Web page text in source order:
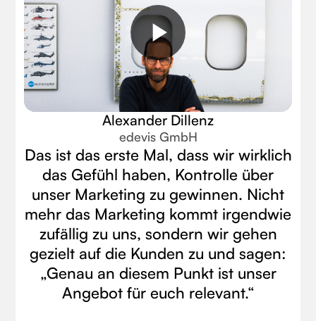
Play
Video
Das ist das erste Mal, dass wir wirklich
das Gefühl haben, Kontrolle über
unser Marketing zu gewinnen. Nicht
mehr das Marketing kommt irgendwie
zufällig zu uns, sondern wir gehen
gezielt auf die Kunden zu und sagen:
„Genau an diesem Punkt ist unser
Angebot für euch relevant.“
Alexander Dillenz
edevis GmbH